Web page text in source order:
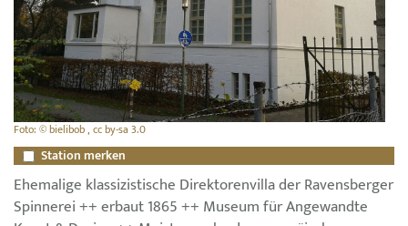
Foto: © bielibob , cc by-sa 3.0
Station merken
Ehemalige klassizistische Direktorenvilla der Ravensberger
Spinnerei ++ erbaut 1865 ++ Museum für Angewandte